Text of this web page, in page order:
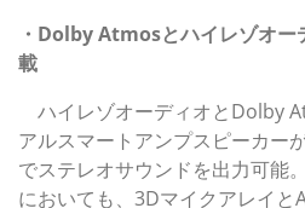
・Dolby Atmosとハイレゾオー
載
ハイレゾオーディオとDolby
アルスマートアンプスピーカー
でステレオサウンドを出力可能
においても、3Dマイクアレイと